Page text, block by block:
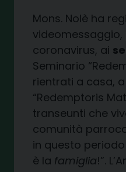
Mons. Nolè ha
videomessaggio,
coronavirus, ai
Seminario
rientrati a casa,
“Redemptoris
transeunti che
comunità
in questo
è la famiglia!”.